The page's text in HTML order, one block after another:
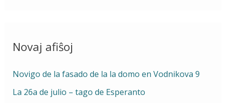
c
f
o
Novaj afiŝoj
Novigo de la fasado de la la domo en Vodnikova 9
La 26a de julio – tago de Esperanto